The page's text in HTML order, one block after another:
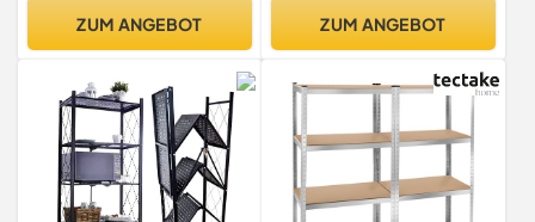
ZUM ANGEBOT
Garagenregal, Lagerregal,
Weitspannregal
ZUM ANGEBOT